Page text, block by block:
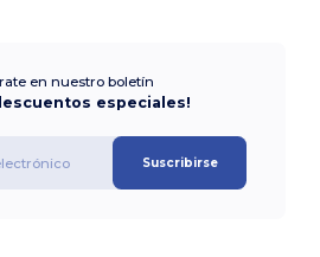
en nuestro boletín
especiales!
Suscribirse